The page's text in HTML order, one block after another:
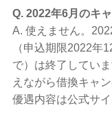
Q. 2022年6月のキ
A. 使えません。
（申込期限2022年
で）は終了してい
えながら借換キャ
優遇内容は公式サ